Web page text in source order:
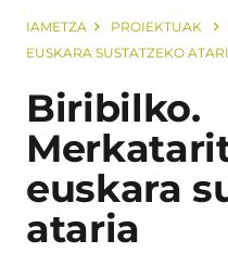
IAMETZA PROIEKTUAK
EUSKARA SUSTATZEKO
Biribilko.
euskara
ataria